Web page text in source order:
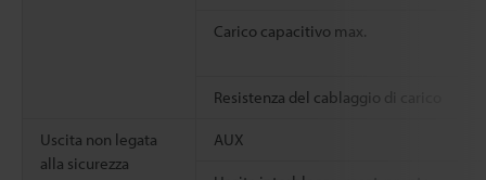
Carico capacitivo max.
Resistenza del cablaggio di carico
Uscita non legata
alla sicurezza
AUX